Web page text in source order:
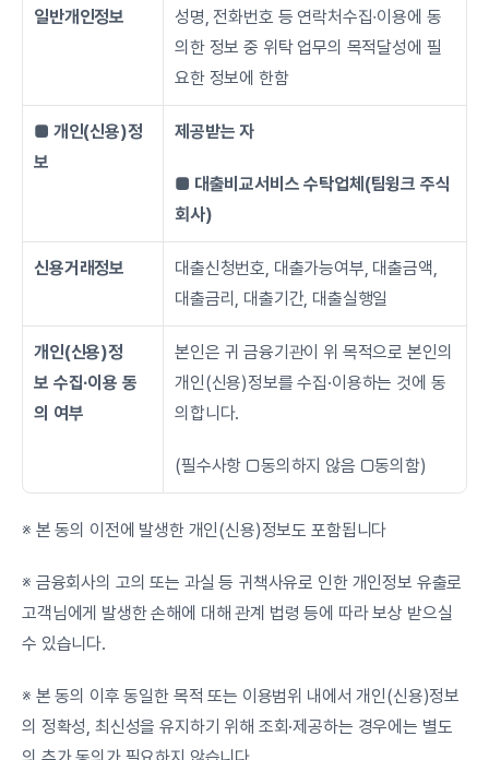
일반개인정보
성명, 전화번호 등 연락처수집∙이용에 동
의한 정보 중 위탁 업무의 목적달성에 필
요한 정보에 한함
■ 개인(신용)정
보
제공받는 자
■ 대출비교서비스 수탁업체(팀윙크 주식
회사)
신용거래정보
대출신청번호, 대출가능여부, 대출금액,
대출금리, 대출기간, 대출실행일
개인(신용)정
보 수집∙이용 동
의 여부
본인은 귀 금융기관이 위 목적으로 본인의
개인(신용)정보를 수집·이용하는 것에 동
의합니다.
(필수사항 □동의하지 않음 □동의함)
※ 본 동의 이전에 발생한 개인(신용)정보도 포함됩니다
※ 금융회사의 고의 또는 과실 등 귀책사유로 인한 개인정보 유출로
고객님에게 발생한 손해에 대해 관계 법령 등에 따라 보상 받으실
수 있습니다.
※ 본 동의 이후 동일한 목적 또는 이용범위 내에서 개인(신용)정보
의 정확성, 최신성을 유지하기 위해 조회·제공하는 경우에는 별도